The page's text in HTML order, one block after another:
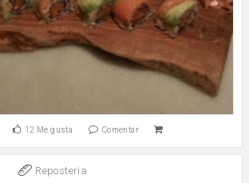
12 Me gusta Comentar
Reposteria